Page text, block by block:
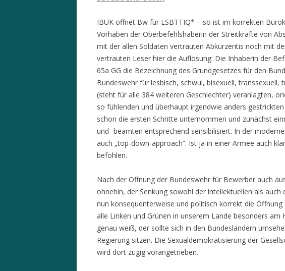
IBUK öffnet Bw für LSBTTIQ* – so ist im korrekten
Vorhaben der Oberbefehlshaberin der Streitkräfte von
mit der allen Soldaten vertrauten Abkürzeritis noch mit
vertrauten Leser hier die Auflösung: Die Inhaberin der
65a GG die Bezeichnung des Grundgesetzes für den
Bundeswehr für lesbisch, schwul, bisexuell, transsexuell,
(steht für alle 384 weiteren Geschlechter) veranlagten,
so fühlenden und überhaupt irgendwie anders
schon die ersten Schritte unternommen und zunächst
und -beamten entsprechend sensibilisiert. In der
auch „top-down-approach“. Ist ja in einer Armee auch
befohlen.
Nach der Öffnung der Bundeswehr für Bewerber auch
ohnehin, der Senkung sowohl der intellektuellen als
nun konsequenterweise und politisch korrekt die
alle Linken und Grünen in unserem Lande besonders am
genau weiß, der sollte sich in den Bundesländern
Regierung sitzen. Die Sexualdemokratisierung der
wird dort zügig vorangetrieben.